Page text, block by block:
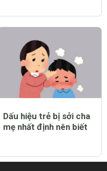
Dấu hiệu trẻ bị sởi cha
mẹ nhất định nên biết